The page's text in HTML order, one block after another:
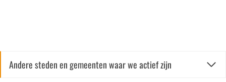
Andere steden en gemeenten waar we actief zijn